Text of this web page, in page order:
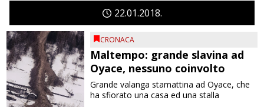
2201 2018
CRONACA
Maltempo: grande slavina ad
Oyace, nessuno coinvolto
Grande valanga stamattina ad Oyace, che
ha sfiorato una casa ed una stalla